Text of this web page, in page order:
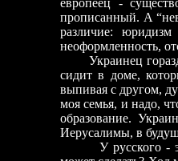
прописанный. А
различие:
неоформленность,
Украинец
сидит в доме,
выпивая с другом,
моя семья, и надо,
образование.
Иерусалимы, в
У русского -